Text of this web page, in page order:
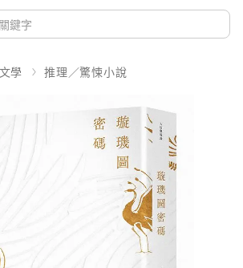
文學 推理／驚悚小說